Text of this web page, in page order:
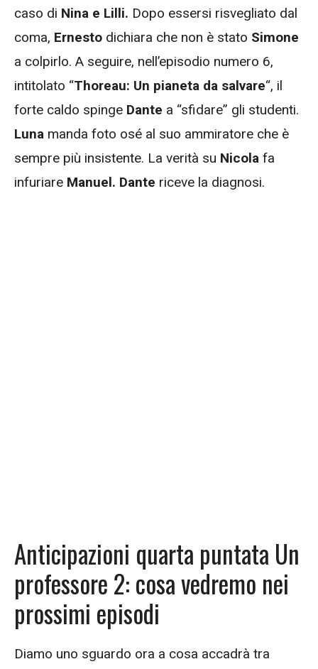
caso di Nina e Lilli. Dopo essersi risvegliato dal
coma, Ernesto dichiara che non è stato Simone
a colpirlo. A seguire, nell’episodio numero 6,
intitolato “Thoreau: Un pianeta da salvare“, il
forte caldo spinge Dante a “sfidare” gli studenti.
Luna manda foto osé al suo ammiratore che è
sempre più insistente. La verità su Nicola fa
infuriare Manuel. Dante riceve la diagnosi.
Anticipazioni quarta puntata Un
professore 2: cosa vedremo nei
prossimi episodi
Diamo uno sguardo ora a cosa accadrà tra